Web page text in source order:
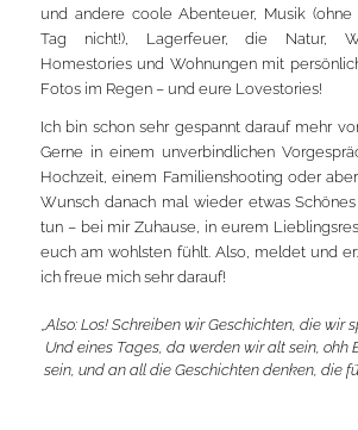
und andere coole Abenteuer, Musik
Tag nicht!), Lagerfeuer, die Natur,
Homestories und Wohnungen mit
Fotos im Regen – und eure Lovestories!
Ich bin schon sehr gespannt darauf mehr
Gerne in einem unverbindlichen
Hochzeit, einem Familienshooting oder
Wunsch danach mal wieder etwas
tun – bei mir Zuhause, in eurem
euch am wohlsten fühlt. Also, meldet und
ich freue mich sehr darauf!
„Also: Los! Schreiben wir Geschichten, die wir
Und eines Tages, da werden wir alt sein, ohh
sein, und an all die Geschichten denken, die